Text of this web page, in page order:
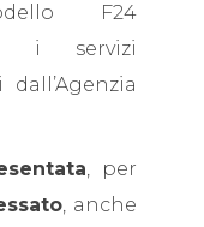
F24
i servizi
, per
, anche